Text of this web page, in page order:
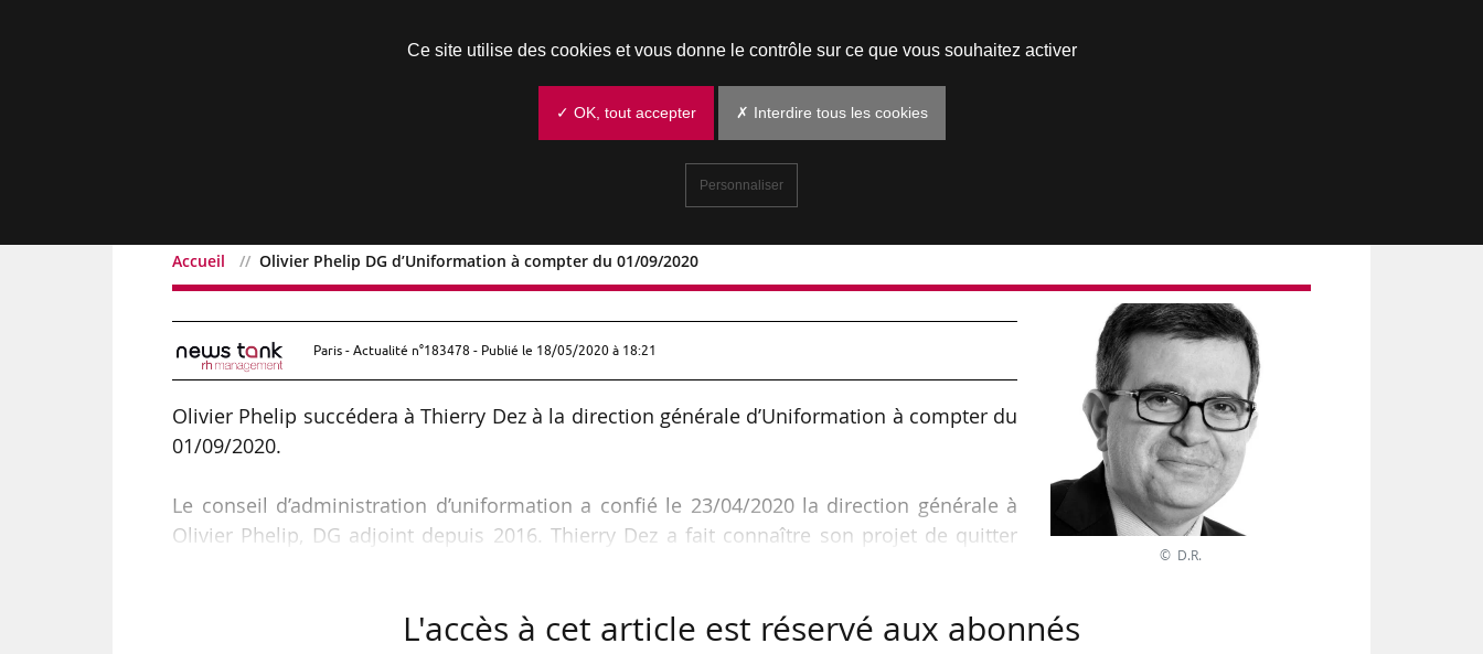
Accueil Olivier Phelip DG d’Uniformation à compter du 01/09/2020
Olivier Phelip DG d’Uniformation à compter du 01/09/2020
Paris - Actualité n°183478 - Publié le 18/05/2020 à 18:21
Olivier Phelip succédera à Thierry Dez à la direction générale d’Uniformation à compter du
01/09/2020.
Le conseil d’administration d’uniformation a confié le 23/04/2020 la direction générale à
Olivier Phelip, DG adjoint depuis 2016. Thierry Dez a fait connaître son projet de quitter
l’Opco le 18/05/2020. Thierry Dez sera « présent pour faciliter la transition jusqu’au
© D.R.
L'accès à cet article est réservé aux abonnés
Ce site utilise des cookies et vous donne le contrôle sur ce que vous souhaitez activer
✓ OK, tout accepter ✗ Interdire tous les cookies
Personnaliser